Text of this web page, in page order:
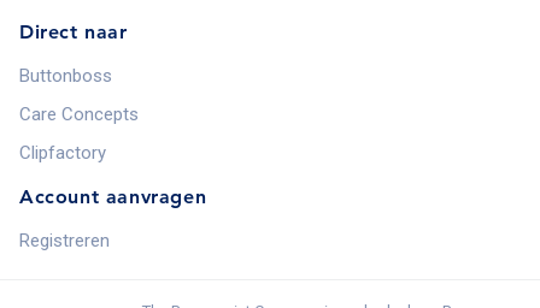
Direct naar
Buttonboss
Care Concepts
Clipfactory
Account aanvragen
Registreren